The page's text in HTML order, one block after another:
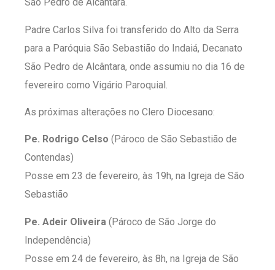
Padre Carlos Silva foi transferido do Alto da Serra
para a Paróquia São Sebastião do Indaiá, Decanato
São Pedro de Alcântara, onde assumiu no dia 16 de
fevereiro como Vigário Paroquial.
As próximas alterações no Clero Diocesano:
Pe. Rodrigo Celso (Pároco de São Sebastião de
Contendas)
Posse em 23 de fevereiro, às 19h, na Igreja de São
Sebastião
Pe. Adeir Oliveira (Pároco de São Jorge do
Independência)
Posse em 24 de fevereiro, às 8h, na Igreja de São